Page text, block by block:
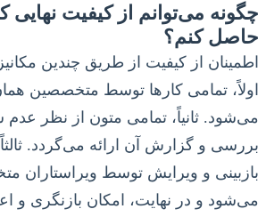
چگونه می‌توانم از کیفیت نهایی
حاصل کنم؟
اطمینان از کیفیت از طریق چندین
اولاً، تمامی کارها توسط متخصصین
می‌شود. ثانیاً، تمامی متون از نظر
بررسی و گزارش آن ارائه می‌گردد.
بازبینی و ویرایش توسط ویراستاران
می‌شود و در نهایت، امکان بازنگری و